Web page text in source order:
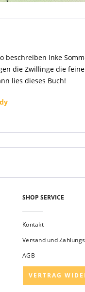
beschreiben Inke
die Zwillinge die
lies dieses Buch!
SHOP SERVICE
Kontakt
Versand und
AGB
VERTRAG